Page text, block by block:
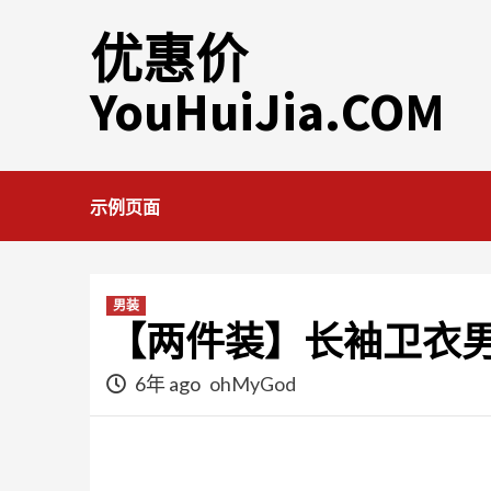
优惠价
YouHuiJia.COM
示例页面
男装
【两件装】长袖卫衣
6年 ago ohMyGod